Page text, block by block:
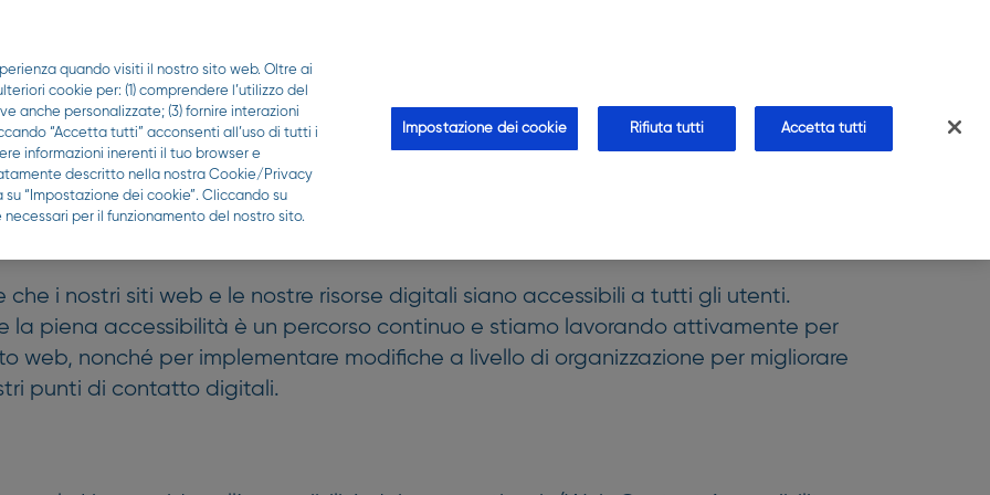
Scopri Qui puoi Le analisi
di Roche
che i nostri siti web e le nostre risorse digitali siano accessibili a tutti gli utenti.
la piena accessibilità è un percorso continuo e stiamo lavorando attivamente per
web, nonché per implementare modifiche a livello di organizzazione per migliorare
punti di contatto digitali.
quando visiti il nostro sito web. Oltre ai
cookie per: (1) comprendere l’utilizzo del
anche personalizzate; (3) fornire interazioni
“Accetta tutti” acconsenti all’uso di tutti i
informazioni inerenti il tuo browser e
descritto nella nostra Cookie/Privacy
“Impostazione dei cookie”. Cliccando su
per il funzionamento del nostro sito.
Impostazione dei cookie Rifiuta tutti Accetta tutti